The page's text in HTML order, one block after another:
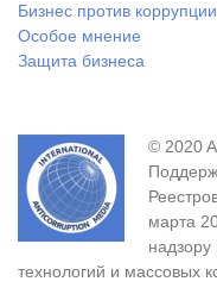
Бизнес против коррупции
Особое мнение
Защита бизнеса
© 2020
марта
технологий и массовых